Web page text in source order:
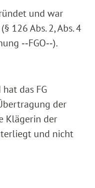
und war
126 Abs. 2, Abs. 4
‑‑FGO‑‑).
das FG
der
Klägerin der
und nicht